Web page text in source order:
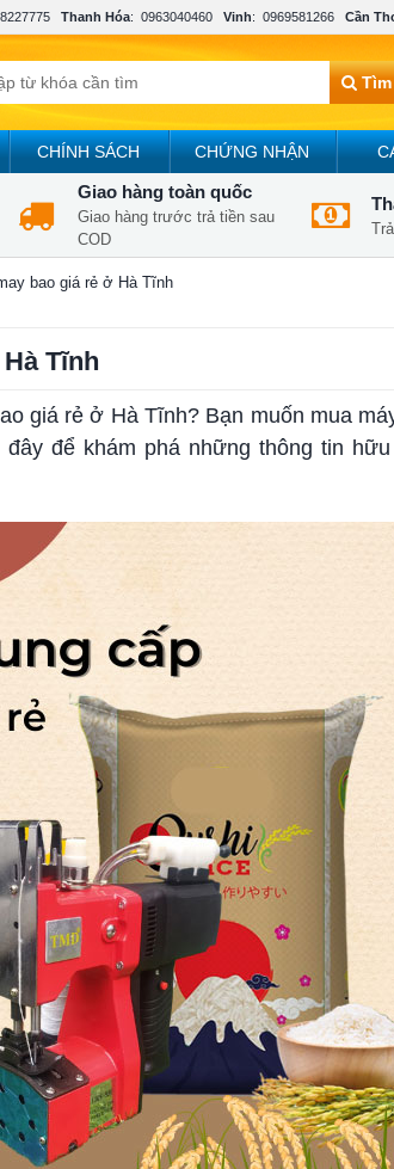
Thanh Hóa: 0963040460 Vinh: 0969581266 Cần
CHÍNH SÁCH CHỨNG NHẬN
Giao hàng toàn quốc
Giao hàng trước trả tiền sau
COD
bao giá rẻ ở Hà Tĩnh
Tĩnh
giá rẻ ở Hà Tĩnh? Bạn muốn mua
để khám phá những thông tin